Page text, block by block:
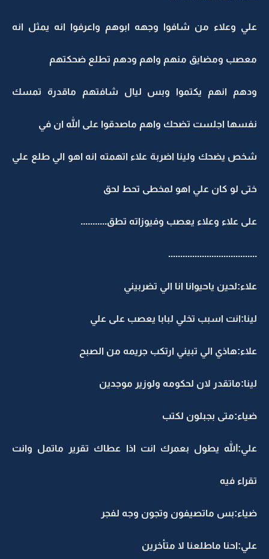
علي وعلاء من شافوا وجهه ابوهم واعرفوا انه يمثل انه
معصب ومضايق منهم واهم ودهم تطلع ضحكتهم
ودهم انهم يكتموا وبس ليال شافتهم ماقدرة تمسك
نفسها اجلست تضحك واهم ماصدقوا على الله ان في
شخص يضحك ولينا اضربة علاء اتهمته انه اهو الي طلع علي
ختى لو كان علي اهو لمخطى تحط لحق
على علاء وعلاء يعصب وفيوزاته تطق...........
.....................................
علاء:لحين ياحيوانا انا الي تضربيني
لينا:انت اسبب تخلي لبابا يعصب على علي
علاء:هاذي الي تبيني ارتكب جريمه من الصبح
لينا:ماتقدر لان لحكومه ولوزير موجدين
ضياء:متى بجبلون لكتب
علي:الله يطول بعمرك انت اذا عطاك تقرير ماتمل وانت
تقراء فيه
ضياء:بس ماتصيفون وتجون وجه لفجر
علي:احنا ماطلعنا لا متأخرين